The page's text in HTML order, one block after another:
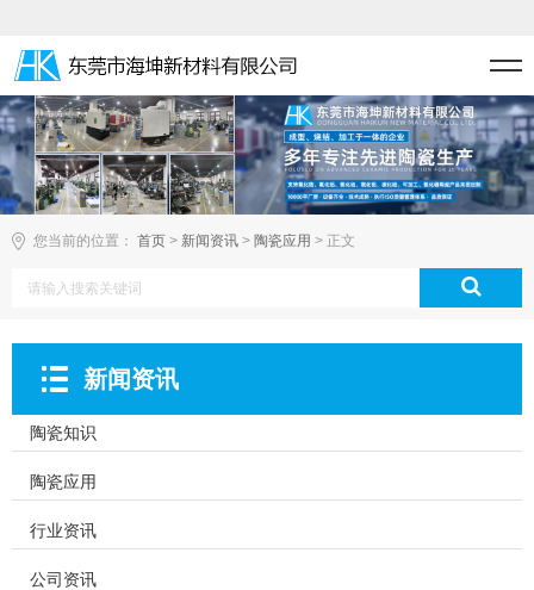
您当前的位置： 首页 > 新闻资讯 > 陶瓷应用 > 正文
新闻资讯
陶瓷知识
陶瓷应用
行业资讯
公司资讯